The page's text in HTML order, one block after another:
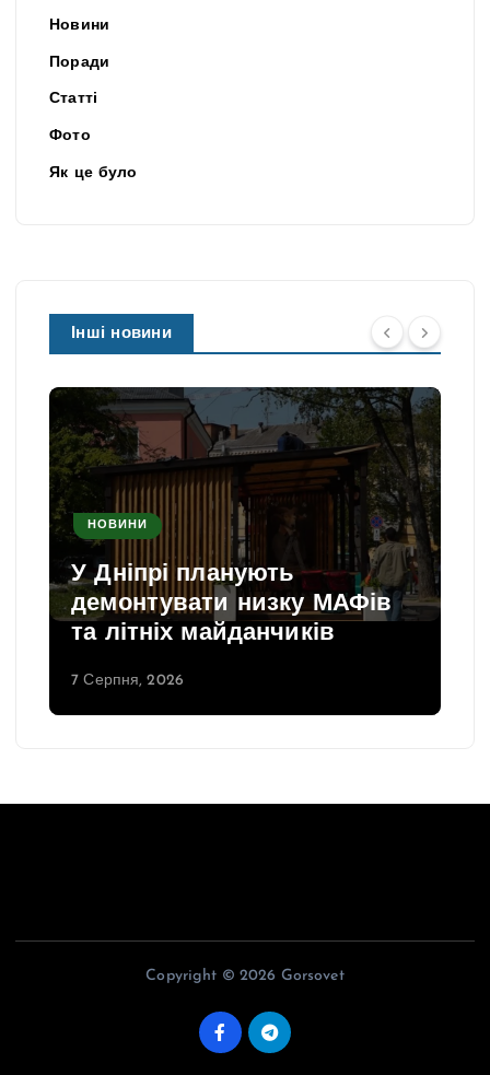
Новини
Поради
Статті
Фото
Як це було
Інші новини
НОВИНИ
У Дніпрі планують
демонтувати низку МАФів
та літніх майданчиків
7 Серпня, 2026
Copyright © 2026 Gorsovet